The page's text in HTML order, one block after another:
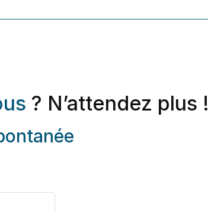
? N’attendez plus !